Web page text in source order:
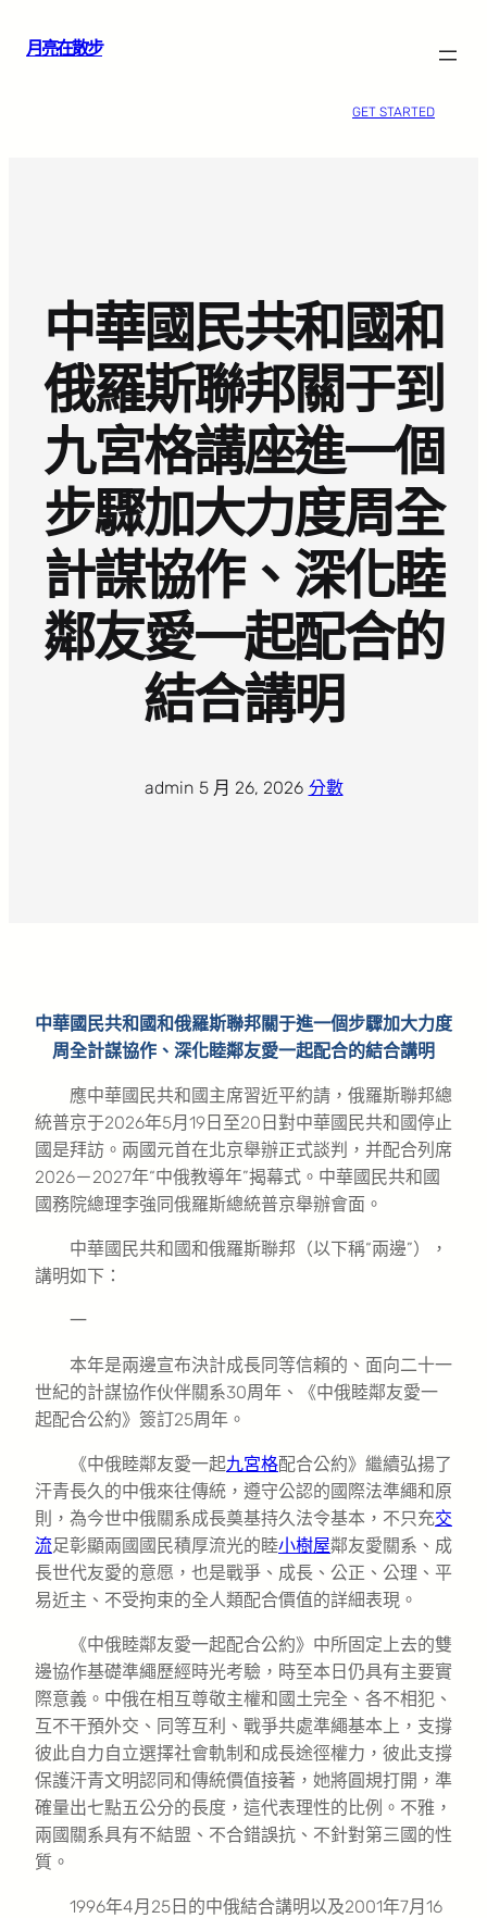
月亮在散步
GET STARTED
中華國民共和國和
俄羅斯聯邦關于到
九宮格講座進一個
步驟加大力度周全
計謀協作、深化睦
鄰友愛一起配合的
結合講明
admin· 5 月 26, 2026· 分數
中華國民共和國和俄羅斯聯邦關于進一個步驟加大力度
周全計謀協作、深化睦鄰友愛一起配合的結合講明
應中華國民共和國主席習近平約請，俄羅斯聯邦總
統普京于2026年5月19日至20日對中華國民共和國停止
國是拜訪。兩國元首在北京舉辦正式談判，并配合列席
2026－2027年“中俄教導年”揭幕式。中華國民共和國
國務院總理李強同俄羅斯總統普京舉辦會面。
中華國民共和國和俄羅斯聯邦（以下稱“兩邊”），
講明如下：
一
本年是兩邊宣布決計成長同等信賴的、面向二十一
世紀的計謀協作伙伴關系30周年、《中俄睦鄰友愛一
起配合公約》簽訂25周年。
《中俄睦鄰友愛一起九宮格配合公約》繼續弘揚了
汗青長久的中俄來往傳統，遵守公認的國際法準繩和原
則，為今世中俄關系成長奠基持久法令基本，不只充交
流足彰顯兩國國民積厚流光的睦小樹屋鄰友愛關系、成
長世代友愛的意愿，也是戰爭、成長、公正、公理、平
易近主、不受拘束的全人類配合價值的詳細表現。
《中俄睦鄰友愛一起配合公約》中所固定上去的雙
邊協作基礎準繩歷經時光考驗，時至本日仍具有主要實
際意義。中俄在相互尊敬主權和國土完全、各不相犯、
互不干預外交、同等互利、戰爭共處準繩基本上，支撐
彼此自力自立選擇社會軌制和成長途徑權力，彼此支撐
保護汗青文明認同和傳統價值接著，她將圓規打開，準
確量出七點五公分的長度，這代表理性的比例。不雅，
兩國關系具有不結盟、不合錯誤抗、不針對第三國的性
質。
1996年4月25日的中俄結合講明以及2001年7月16